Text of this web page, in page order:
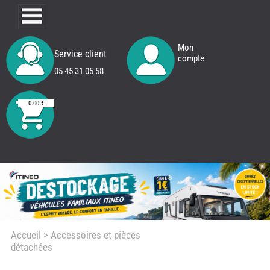
Service client
05 45 31 05 58
Mon
compte
0.00 €
Accueil > Accessoires et pièces
détachées